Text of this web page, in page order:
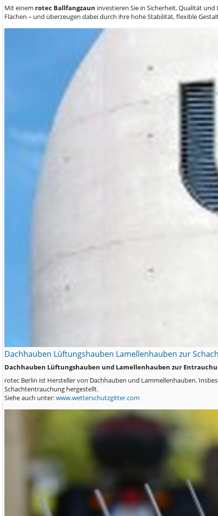
Mit einem rotec Ballfangzaun investieren Sie in Sicherheit, Qualität
Flächen – und überzeugen dabei durch ihre hohe Stabilität, flexible
Dachhauben Lüftungshauben Lamellenhauben zur
Dachhauben Lüftungshauben und Lamellenhauben zur
rotec Berlin ist Hersteller von Dachhauben und Lammellenhauben.
Schachtentrauchung hergestellt.
Siehe auch unter:www.wetterschutzgitter.com